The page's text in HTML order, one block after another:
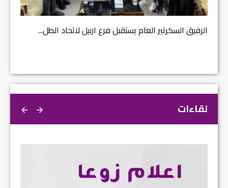
الرفيق السكرتير العام يستقبل فرع اربيل لاتحاد الطل...
لقاءات